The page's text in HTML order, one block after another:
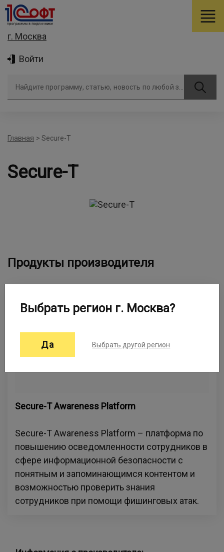
г. Москва
Войти
Главная > Secure-T
Secure-T
Продукты производителя
Secure-T Awareness Platform
Secure-T Awareness Platform – платформа по
повышению осведомленности сотрудников в
сфере информационной безопасности с
понятным и запоминающимся контентом и
возможностью проверить знания
сотрудников при помощи фишинговых атак.
Выбрать регион г. Москва?
Да Выбрать другой регион